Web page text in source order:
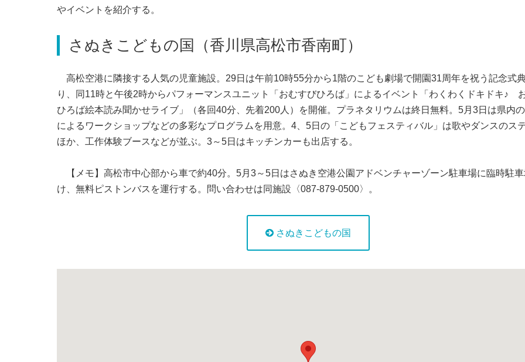
やイベントを紹介する。
さぬきこどもの国（香川県高松市香南町）
高松空港に隣接する人気の児童施設。29日は午前10時55分から1階のこども劇場で開園31周年を祝う記念式
り、同11時と午後2時からパフォーマンスユニット「おむすびひろば」によるイベント「わくわくドキドキ♪
ひろば絵本読み聞かせライブ」（各回40分、先着200人）を開催。プラネタリウムは終日無料。5月3日は県内
によるワークショップなどの多彩なプログラムを用意。4、5日の「こどもフェスティバル」は歌やダンスのス
ほか、工作体験ブースなどが並ぶ。3～5日はキッチンカーも出店する。
【メモ】高松市中心部から車で約40分。5月3～5日はさぬき空港公園アドベンチャーゾーン駐車場に臨時駐
け、無料ピストンバスを運行する。問い合わせは同施設〈087-879-0500〉。
さぬきこどもの国